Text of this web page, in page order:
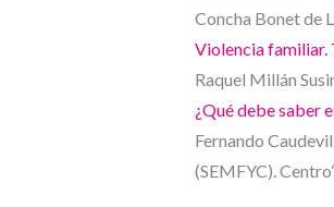
Concha Bonet de
Violencia familiar.
Raquel Millán
¿Qué debe saber
Fernando
(SEMFYC).